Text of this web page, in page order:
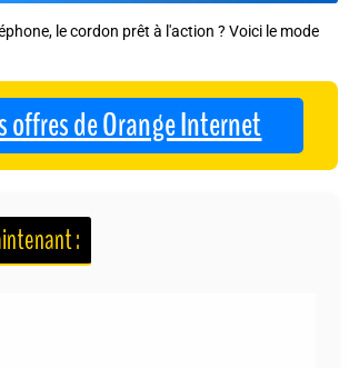
le cordon prêt à l'action ? Voici le mode
offres de Orange Internet
: